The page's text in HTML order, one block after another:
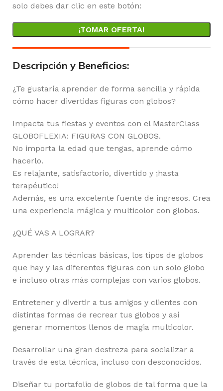
solo debes dar clic en este botón:
¡TOMAR OFERTA!
Descripción y Beneficios:
¿Te gustaría aprender de forma sencilla y rápida
cómo hacer divertidas figuras con globos?
Impacta tus fiestas y eventos con el MasterClass
GLOBOFLEXIA: FIGURAS CON GLOBOS.
No importa la edad que tengas, aprende cómo
hacerlo.
Es relajante, satisfactorio, divertido y ¡hasta
terapéutico!
Además, es una excelente fuente de ingresos. Crea
una experiencia mágica y multicolor con globos.
¿QUÉ VAS A LOGRAR?
Aprender las técnicas básicas, los tipos de globos
que hay y las diferentes figuras con un solo globo
e incluso otras más complejas con varios globos.
Entretener y divertir a tus amigos y clientes con
distintas formas de recrear tus globos y así
generar momentos llenos de magia multicolor.
Desarrollar una gran destreza para socializar a
través de esta técnica, incluso con desconocidos.
Diseñar tu portafolio de globos de tal forma que la